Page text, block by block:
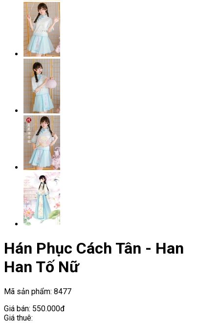
Hán Phục Cách Tân - Han
Han Tố Nữ
Mã sản phẩm: 8477
Giá bán: 550.000đ
Giá thuê: